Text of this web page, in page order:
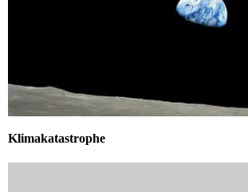
Klimakatastrophe